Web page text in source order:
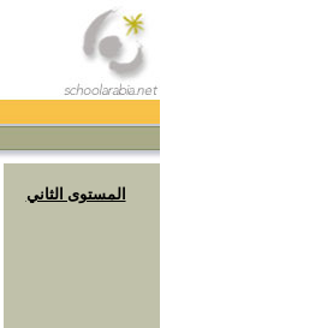
المستوى الثاني